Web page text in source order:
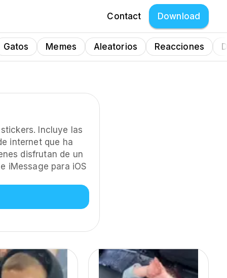
Contact Download
Gatos Memes Aleatorios Reacciones
Incluye las
internet que ha
disfrutan de un
iMessage para iOS